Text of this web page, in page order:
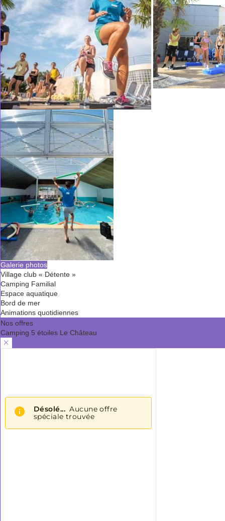
Galerie photos
Village club « Détente »
Camping Familial
Espace aquatique
Bord de mer
Animations quotidiennes
Nos offres
Camping 5 étoiles Le Château